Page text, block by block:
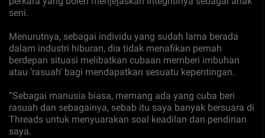
seni.
Menurutnya, sebagai individu yang sudah lama berada
dalam industri hiburan, dia tidak menafikan pernah
berdepan situasi melibatkan cubaan memberi imbuhan
atau ‘rasuah’ bagi mendapatkan sesuatu kepentingan.
“Sebagai manusia biasa, memang ada yang cuba beri
rasuah dan sebagainya, sebab itu saya banyak bersuara di
Threads untuk menyuarakan soal keadilan dan pendirian
saya.